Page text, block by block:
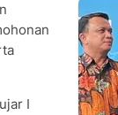
I